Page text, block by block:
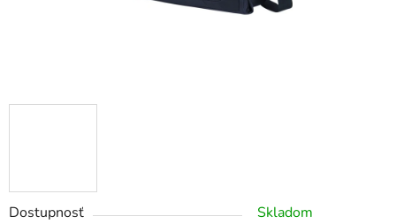
Dostupnosť
Skladom